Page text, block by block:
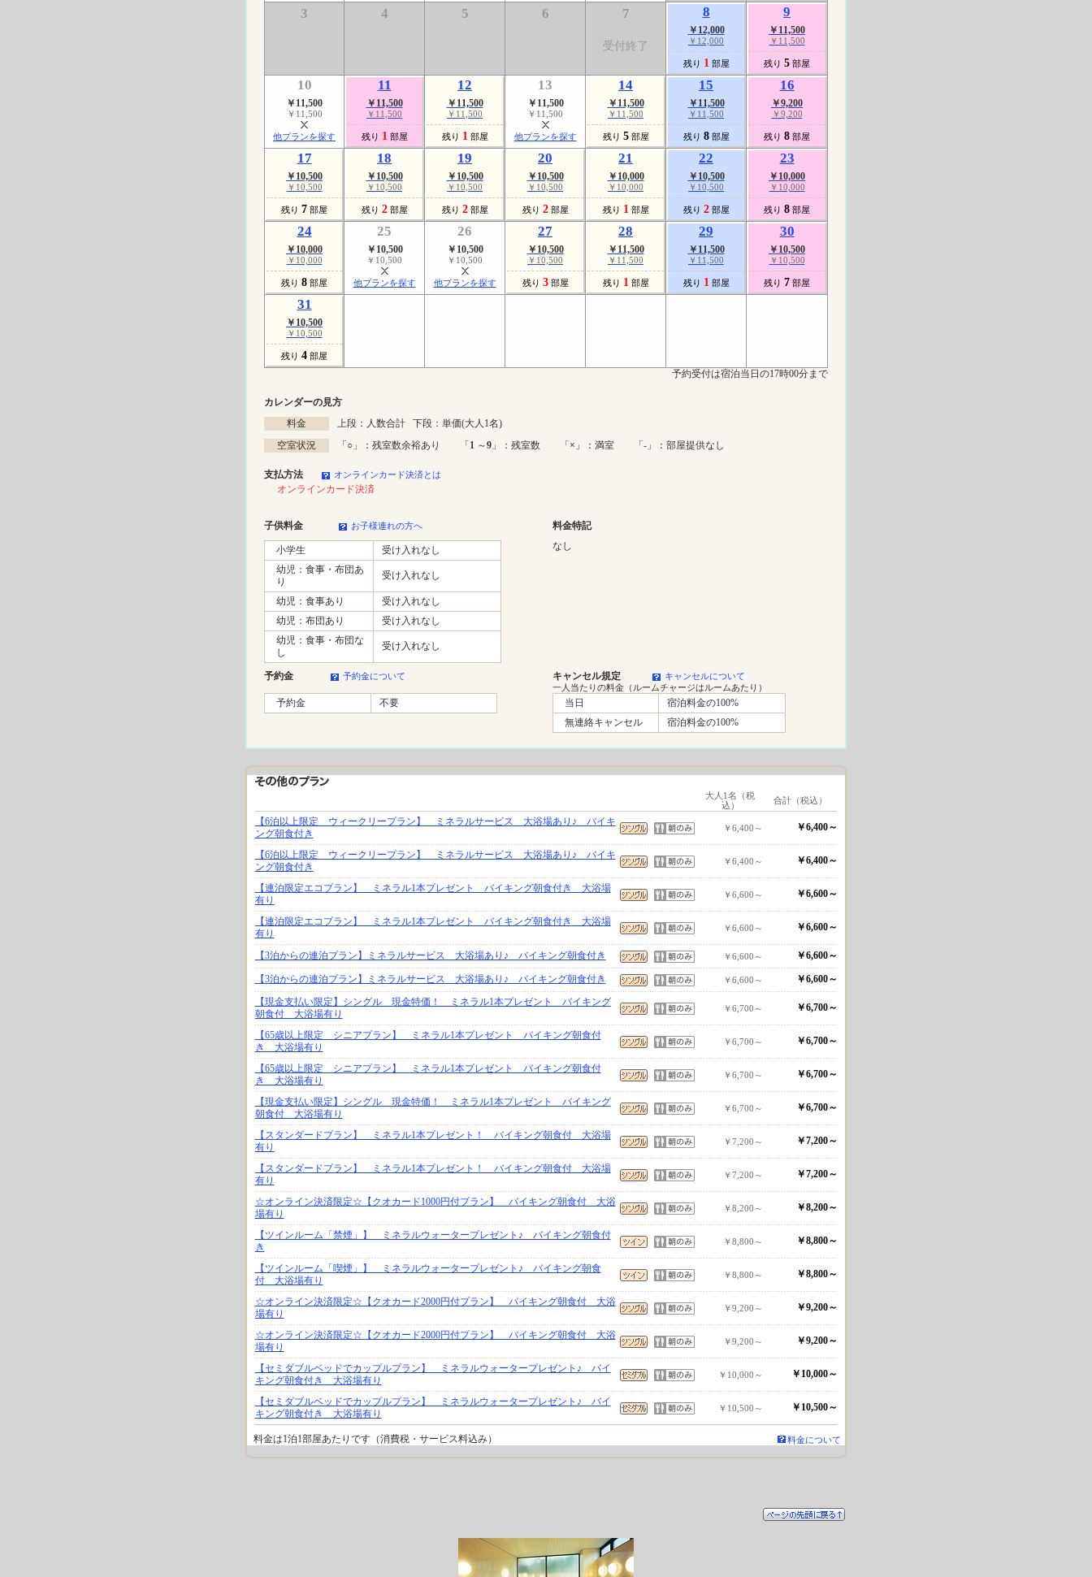
3 4 5 6 7
受付終了
8
￥12,000
￥12,000
残り 1 部屋
9
￥11,500
￥11,500
残り 5 部屋
10
￥11,500
￥11,500
他プランを探す
11
￥11,500
￥11,500
残り 1 部屋
12
￥11,500
￥11,500
残り 1 部屋
13
￥11,500
￥11,500
他プランを探す
14
￥11,500
￥11,500
残り 5 部屋
15
￥11,500
￥11,500
残り 8 部屋
16
￥9,200
￥9,200
残り 8 部屋
17
￥10,500
￥10,500
残り 7 部屋
18
￥10,500
￥10,500
残り 2 部屋
19
￥10,500
￥10,500
残り 2 部屋
20
￥10,500
￥10,500
残り 2 部屋
21
￥10,000
￥10,000
残り 1 部屋
22
￥10,500
￥10,500
残り 2 部屋
23
￥10,000
￥10,000
残り 8 部屋
24
￥10,000
￥10,000
残り 8 部屋
25
￥10,500
￥10,500
他プランを探す
26
￥10,500
￥10,500
他プランを探す
27
￥10,500
￥10,500
残り 3 部屋
28
￥11,500
￥11,500
残り 1 部屋
29
￥11,500
￥11,500
残り 1 部屋
30
￥10,500
￥10,500
残り 7 部屋
31
￥10,500
￥10,500
残り 4 部屋
予約受付は宿泊当日の17時00分まで
カレンダーの見方
料金
上段：人数合計 下段：単価(大人1名)
空室状況
「○ 」：残室数余裕あり 「1 ～9 」：残室数 「× 」：満室 「-」：部屋提供なし
支払方法 オンラインカード決済とは
オンラインカード決済
子供料金 お子様連れの方へ 料金特記
小学生
受け入れなし
幼児：食事・布団あ
り
受け入れなし
幼児：食事あり
受け入れなし
幼児：布団あり
受け入れなし
幼児：食事・布団な
し
受け入れなし
なし
予約金 予約金について キャンセル規定
キャンセルについて
一人当たりの料金（ルームチャージはルームあたり）
予約金 不要 当日
宿泊料金の100%
無連絡キャンセル
宿泊料金の100%
大人1名（税
込）
合計（税込）
【6泊以上限定 ウィークリープラン】 ミネラルサービス 大浴場あり♪ バイキ
ング朝食付き
￥6,400～ ￥6,400～
【6泊以上限定 ウィークリープラン】 ミネラルサービス 大浴場あり♪ バイキ
ング朝食付き
￥6,400～ ￥6,400～
【連泊限定エコプラン】 ミネラル1本プレゼント バイキング朝食付き 大浴場
有り
￥6,600～ ￥6,600～
【連泊限定エコプラン】 ミネラル1本プレゼント バイキング朝食付き 大浴場
有り
￥6,600～ ￥6,600～
【3泊からの連泊プラン】ミネラルサービス 大浴場あり♪ バイキング朝食付き ￥6,600～ ￥6,600～
【3泊からの連泊プラン】ミネラルサービス 大浴場あり♪ バイキング朝食付き ￥6,600～
￥6,600～
【現金支払い限定】シングル 現金特価！ ミネラル1本プレゼント バイキング
朝食付 大浴場有り
￥6,700～ ￥6,700～
【65歳以上限定 シニアプラン】 ミネラル1本プレゼント バイキング朝食付
き 大浴場有り
￥6,700～ ￥6,700～
【65歳以上限定 シニアプラン】 ミネラル1本プレゼント バイキング朝食付
き 大浴場有り
￥6,700～ ￥6,700～
【現金支払い限定】シングル 現金特価！ ミネラル1本プレゼント バイキング
朝食付 大浴場有り
￥6,700～ ￥6,700～
【スタンダードプラン】 ミネラル1本プレゼント！ バイキング朝食付 大浴場
有り
￥7,200～ ￥7,200～
【スタンダードプラン】 ミネラル1本プレゼント！ バイキング朝食付 大浴場
有り
￥7,200～ ￥7,200～
☆オンライン決済限定☆【クオカード1000円付プラン】 バイキング朝食付 大浴
場有り
￥8,200～ ￥8,200～
【ツインルーム「禁煙」】 ミネラルウォータープレゼント♪ バイキング朝食付
き
￥8,800～ ￥8,800～
【ツインルーム「喫煙」】 ミネラルウォータープレゼント♪ バイキング朝食
付 大浴場有り
￥8,800～ ￥8,800～
☆オンライン決済限定☆【クオカード2000円付プラン】 バイキング朝食付 大浴
場有り
￥9,200～ ￥9,200～
☆オンライン決済限定☆【クオカード2000円付プラン】 バイキング朝食付 大浴
場有り
￥9,200～ ￥9,200～
【セミダブルベッドでカップルプラン】 ミネラルウォータープレゼント♪ バイ
キング朝食付き 大浴場有り
￥10,000～ ￥10,000～
【セミダブルベッドでカップルプラン】 ミネラルウォータープレゼント♪ バイ
キング朝食付き 大浴場有り
￥10,500～ ￥10,500～
料金は1泊1部屋あたりです（消費税・サービス料込み） 料金について